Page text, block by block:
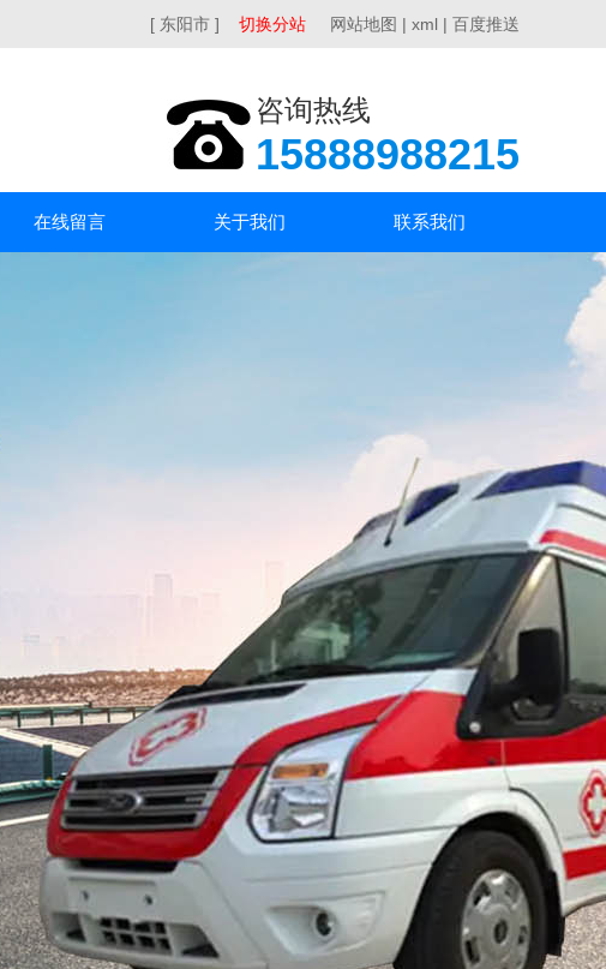
[ 东阳市 ] 切换分站 网站地图 | xml | 百度推送
咨询热线
15888988215
在线留言 关于我们 联系我们